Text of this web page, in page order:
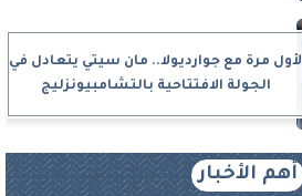
لأول مرة مع جوارديولا.. مان سيتي يتعادل في
الجولة الافتتاحية بالتشامبيونزليج
أهم الأخبار